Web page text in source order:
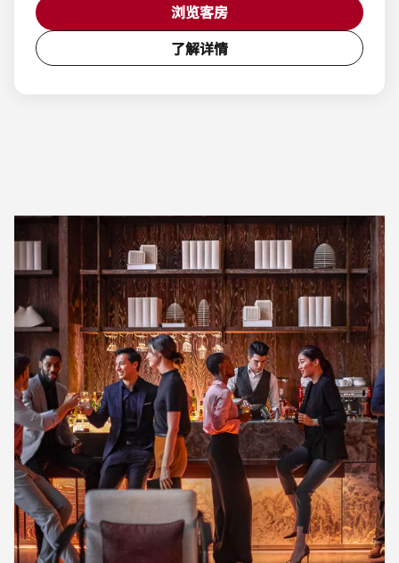
浏览客房
了解详情